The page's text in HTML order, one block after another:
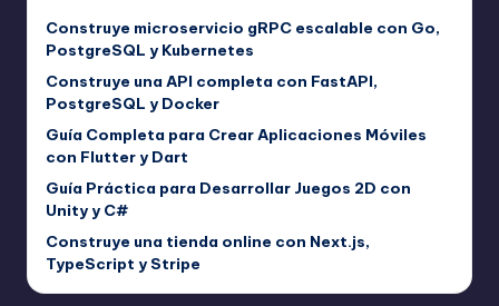
Construye microservicio gRPC escalable con Go,
PostgreSQL y Kubernetes
Construye una API completa con FastAPI,
PostgreSQL y Docker
Guía Completa para Crear Aplicaciones Móviles
con Flutter y Dart
Guía Práctica para Desarrollar Juegos 2D con
Unity y C#
Construye una tienda online con Next.js,
TypeScript y Stripe